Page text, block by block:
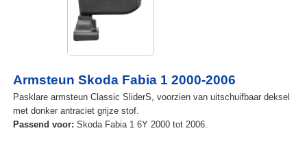
Armsteun Skoda Fabia 1 2000-2006
Pasklare armsteun Classic SliderS, voorzien van uitschuifbaar deksel
met donker antraciet grijze stof.
Passend voor: Skoda Fabia 1 6Y 2000 tot 2006.